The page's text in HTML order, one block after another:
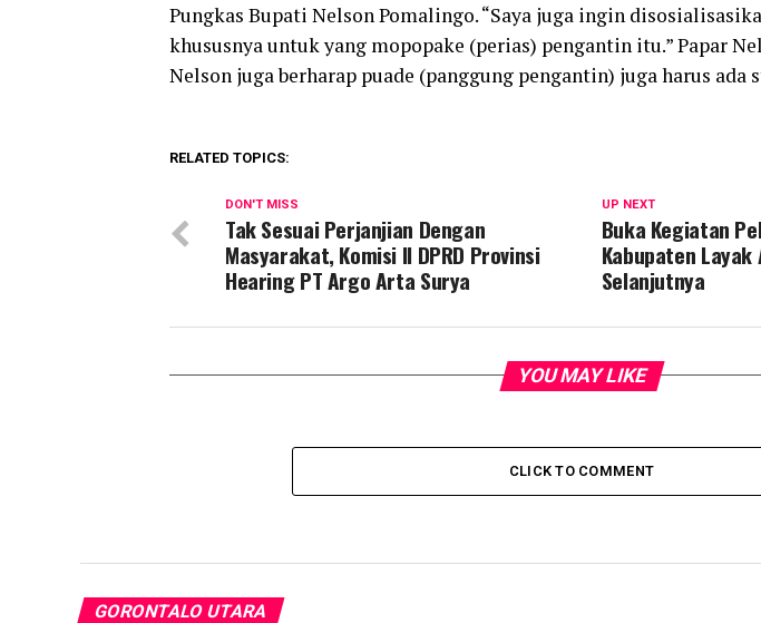
Pungkas Bupati Nelson Pomalingo. “Saya juga ingin
khususnya untuk yang mopopake (perias) pengantin itu.” Papar
Nelson juga berharap puade (panggung pengantin) juga harus ada
RELATED TOPICS:
UP NEXT
Buka Kegiatan
Kabupaten
Selanjutnya
DON'T MISS
Tak Sesuai Perjanjian Dengan
Masyarakat, Komisi II DPRD Provinsi
Hearing PT Argo Arta Surya
YOU MAY LIKE
CLICK TO COMMENT
GORONTALO UTARA